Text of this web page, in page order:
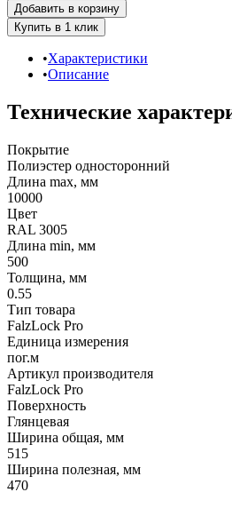
Добавить в корзину
Характеристики
Описание
Технические
Покрытие
Полиэстер односторонний
Длина max, мм
10000
Цвет
RAL 3005
Длина min, мм
500
Толщина, мм
0.55
Тип товара
FalzLock Pro
Единица измерения
пог.м
Артикул производителя
FalzLock Pro
Поверхность
Глянцевая
Ширина общая, мм
515
Ширина полезная, мм
470